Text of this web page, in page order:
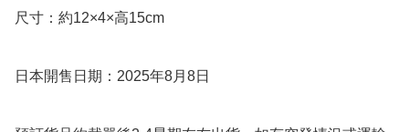
尺寸：約12×4×高15cm
日本開售日期：2025年8月8日